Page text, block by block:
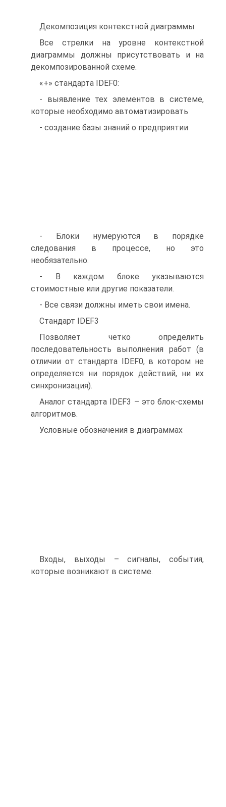
Декомпозиция контекстной диаграммы
Все стрелки на уровне контекстной
диаграммы должны присутствовать и на
декомпозированной схеме.
«+» стандарта IDEF0:
- выявление тех элементов в системе,
которые необходимо автоматизировать
- создание базы знаний о предприятии
- Блоки нумеруются в порядке
следования в процессе, но это
необязательно.
- В каждом блоке указываются
стоимостные или другие показатели.
- Все связи должны иметь свои имена.
Стандарт IDEF3
Позволяет четко определить
последовательность выполнения работ (в
отличии от стандарта IDEF0, в котором не
определяется ни порядок действий, ни их
синхронизация).
Аналог стандарта IDEF3 – это блок-схемы
алгоритмов.
Условные обозначения в диаграммах
Входы, выходы – сигналы, события,
которые возникают в системе.